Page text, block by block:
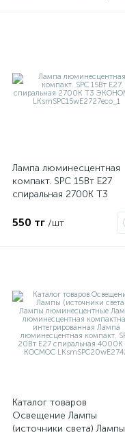
Лампа люминесцентная
компакт. SPC 15Вт E27
спиральная 2700К Т3
LKsmSPC15wE2727eco_1
550 тг /шт
Каталог товаров
Освещение Лампы
(источники света) Лампы